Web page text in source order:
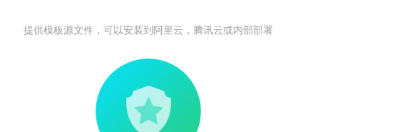
提供模板源文件，可以安装到阿里云，腾讯云或内部部署